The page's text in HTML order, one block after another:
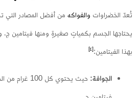
تُعدّ الخضراوات والفواكه من أفضل المصادر التي
يحتاجها الجسم بكمياتٍ صغيرةٍ ومنها فيتامين ج،
بهذا الفيتامين:[٤]
الجوافة:
فيتامين ج.